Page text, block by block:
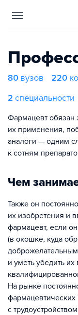
80 вузов 220
2 специальности
Фармацевт обязан
их применения,
аналоги — одним
к сотням
Чем
Также он
их изобретения и
фармацевт, если
(в окошке, куда
и уметь убедить
На рынке
с